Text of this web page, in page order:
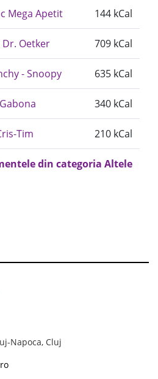
Mega Apetit 144 kCal
Dr. Oetker 709 kCal
- Snoopy 635 kCal
340 kCal
Tim 210 kCal
din categoria Altele
Napoca, Cluj